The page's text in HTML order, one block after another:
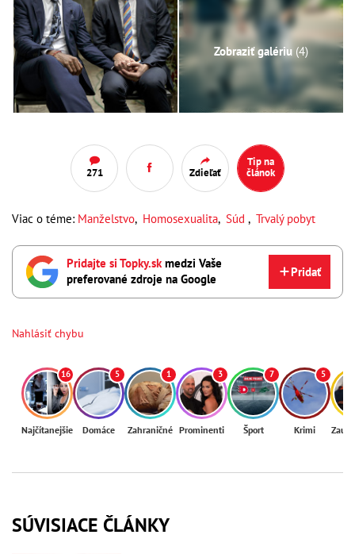
Zobraziť galériu (4)
271 Zdieľať
Tip na
článok
Viac o téme: Manželstvo, Homosexualita, Súd , Trvalý pobyt
Pridajte si Topky.skmedzi Vaše
preferované zdroje na Google
Pridať
Nahlásiť chybu
16
Najčítanejšie
5
Domáce
1
Zahraničné
3
Prominenti
7
Šport
5
Krimi
SÚVISIACE ČLÁNKY